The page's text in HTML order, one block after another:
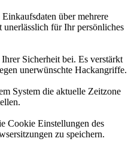
über mehrere
für Ihr persönliches
Sicherheit bei. Es verstärkt
unerwünschte Hackangriffe.
System die aktuelle Zeitzone
Cookie Einstellungen des
zu speichern.